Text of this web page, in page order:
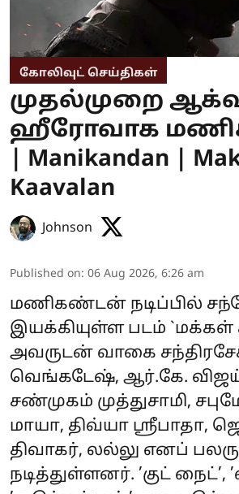
கோலிவுட் செய்திகள்
முதல்முறை
ஹீரோவாக
| Manikandan |
Kaavalan
Johnson
Published on: 06 Aug 2026, 6:26 am
மணிகண்டன் நடிப்பில்
இயக்கியுள்ள படம்
அவருடன் வாகை
வெங்கடேஷ், ஆர்.கே.
சண்முகம் முத்துசாமி,
மாயா, திவ்யா ஸ்ரீபாதா,
திவாகர், லல்லு எனப்
நடித்துள்ளனர். ’குட் நைட்’,